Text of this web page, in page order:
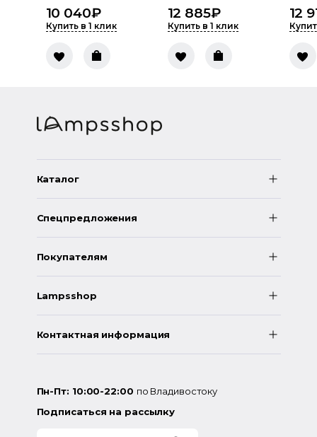
10 040₽
Купить в 1 клик
12 885₽
Купить в 1 клик
12
Каталог
Спецпредложения
Покупателям
Lampsshop
Контактная информация
Пн-Пт: 10:00-22:00 по Владивостоку
Подписаться на рассылку